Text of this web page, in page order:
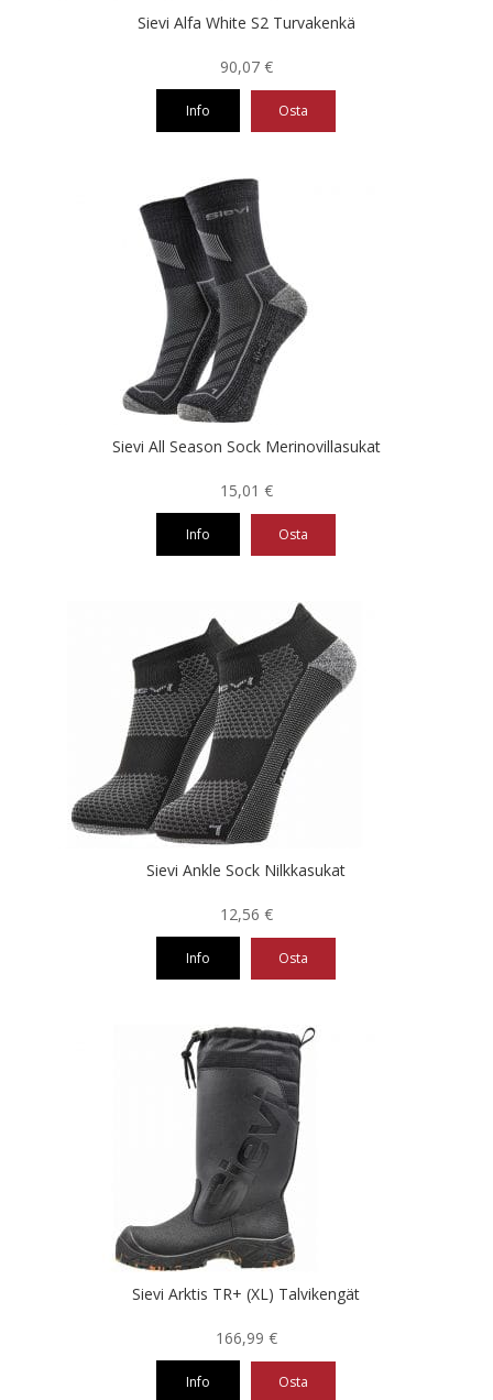
Sievi Alfa White S2 Turvakenkä
90,07 €
Info Osta
Sievi All Season Sock Merinovillasukat
15,01 €
Info Osta
muunnelma.
sivulla.
Sievi Ankle Sock Nilkkasukat
12,56 €
Info Osta
Sievi Arktis TR+ (XL) Talvikengät
166,99 €
Info Osta